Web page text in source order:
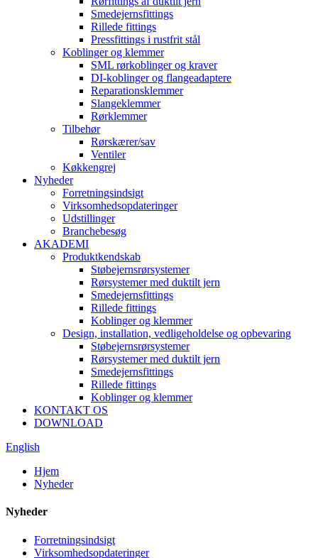
Smedejernsfittings
Rillede fittings
Pressfittings i rustfrit stål
Koblinger og klemmer
SML rørkoblinger og kraver
DI-koblinger og flangeadaptere
Reparationsklemmer
Slangeklemmer
Rørklemmer
Tilbehør
Rørskærer/sav
Ventiler
Køkkengrej
Nyheder
Forretningsindsigt
Virksomhedsopdateringer
Udstillinger
Branchebesøg
AKADEMI
Produktkendskab
Støbejernsrørsystemer
Rørsystemer med duktilt jern
Smedejernsfittings
Rillede fittings
Koblinger og klemmer
Design, installation, vedligeholdelse og opbevaring
Støbejernsrørsystemer
Rørsystemer med duktilt jern
Smedejernsfittings
Rillede fittings
Koblinger og klemmer
KONTAKT OS
DOWNLOAD
English
Hjem
Nyheder
Nyheder
Forretningsindsigt
Virksomhedsopdateringer